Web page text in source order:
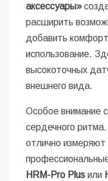
аксессуары»
расширить
добавить
использование.
высокоточных
внешнего вида.
Особое внимание
сердечного
отлично измеряют
HRM-Pro Plus или